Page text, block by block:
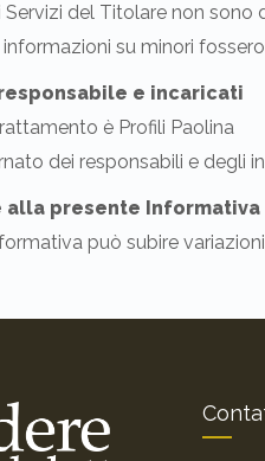
Servizi del Titolare non
informazioni su minori
e incaricati
è Profili Paolina
dei responsabili e
alla presente Informativa
può subire